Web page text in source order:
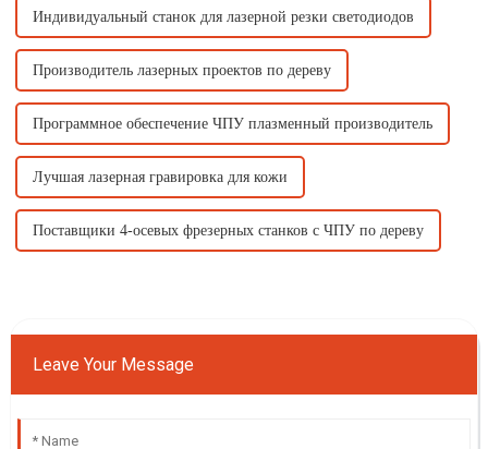
Индивидуальный станок для лазерной резки светодиодов
Производитель лазерных проектов по дереву
Программное обеспечение ЧПУ плазменный производитель
Лучшая лазерная гравировка для кожи
Поставщики 4-осевых фрезерных станков с ЧПУ по дереву
Leave Your Message